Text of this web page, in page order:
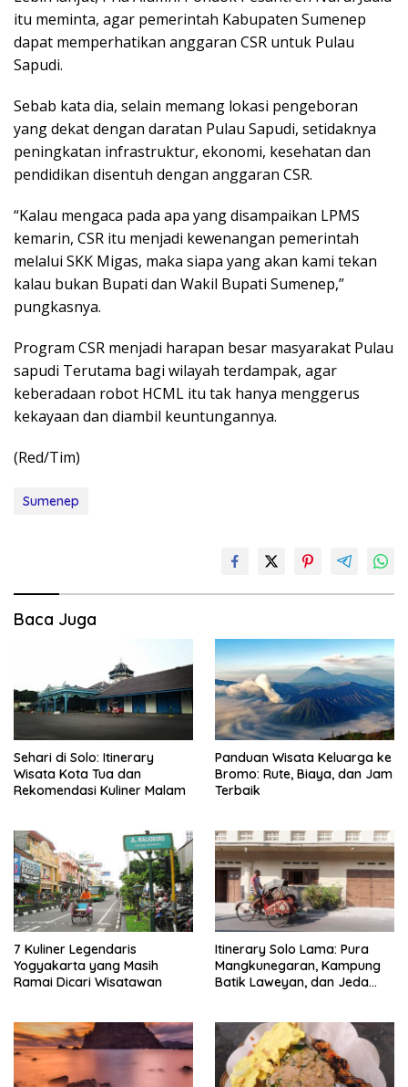
itu meminta, agar pemerintah Kabupaten Sumenep
dapat memperhatikan anggaran CSR untuk Pulau
Sapudi.
Sebab kata dia, selain memang lokasi pengeboran
yang dekat dengan daratan Pulau Sapudi, setidaknya
peningkatan infrastruktur, ekonomi, kesehatan dan
pendidikan disentuh dengan anggaran CSR.
“Kalau mengaca pada apa yang disampaikan LPMS
kemarin, CSR itu menjadi kewenangan pemerintah
melalui SKK Migas, maka siapa yang akan kami tekan
kalau bukan Bupati dan Wakil Bupati Sumenep,”
pungkasnya.
Program CSR menjadi harapan besar masyarakat Pulau
sapudi Terutama bagi wilayah terdampak, agar
keberadaan robot HCML itu tak hanya menggerus
kekayaan dan diambil keuntungannya.
(Red/Tim)
Sumenep
Baca Juga
Sehari di Solo: Itinerary
Wisata Kota Tua dan
Rekomendasi Kuliner Malam
Panduan Wisata Keluarga ke
Bromo: Rute, Biaya, dan Jam
Terbaik
7 Kuliner Legendaris
Yogyakarta yang Masih
Ramai Dicari Wisatawan
Itinerary Solo Lama: Pura
Mangkunegaran, Kampung
Batik Laweyan, dan Jeda